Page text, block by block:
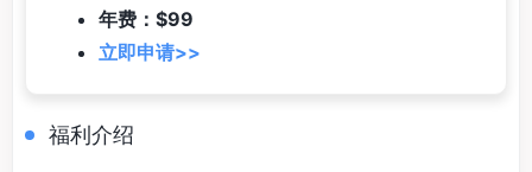
年费：$99
立即申请>>
福利介绍